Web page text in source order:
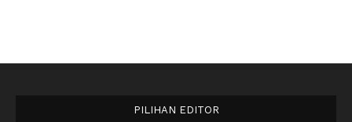
PILIHAN EDITOR